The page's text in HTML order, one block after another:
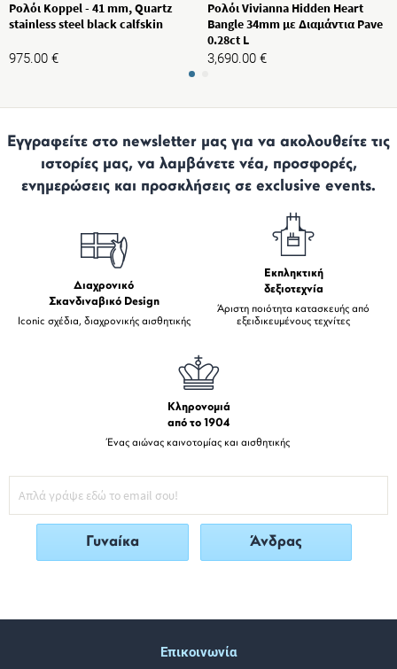
Ρολόι Koppel - 41 mm, Quartz
stainless steel black calfskin
975.00 €
Ρολόι Vivianna Hidden Heart
Bangle 34mm με Διαμάντια Pave
0.28ct L
3,690.00 €
Εγγραφείτε στο newsletter μας για να ακολουθείτε τις
ιστορίες μας, να λαμβάνετε νέα, προσφορές,
ενημερώσεις και προσκλήσεις σε exclusive events.
Διαχρονικό
Σκανδιναβικό Design
Iconic σχέδια, διαχρονικής αισθητικής
Εκπληκτική
δεξιοτεχνία
Άριστη ποιότητα κατασκευής από
εξειδικευμένους τεχνίτες
Κληρονομιά
από το 1904
Ένας αιώνας καινοτομίας και αισθητικής
Γυναίκα Άνδρας
Επικοινωνία